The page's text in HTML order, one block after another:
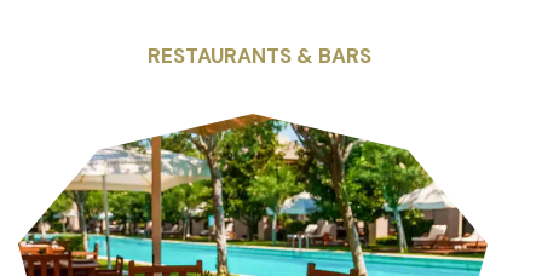
RESTAURANTS & BARS